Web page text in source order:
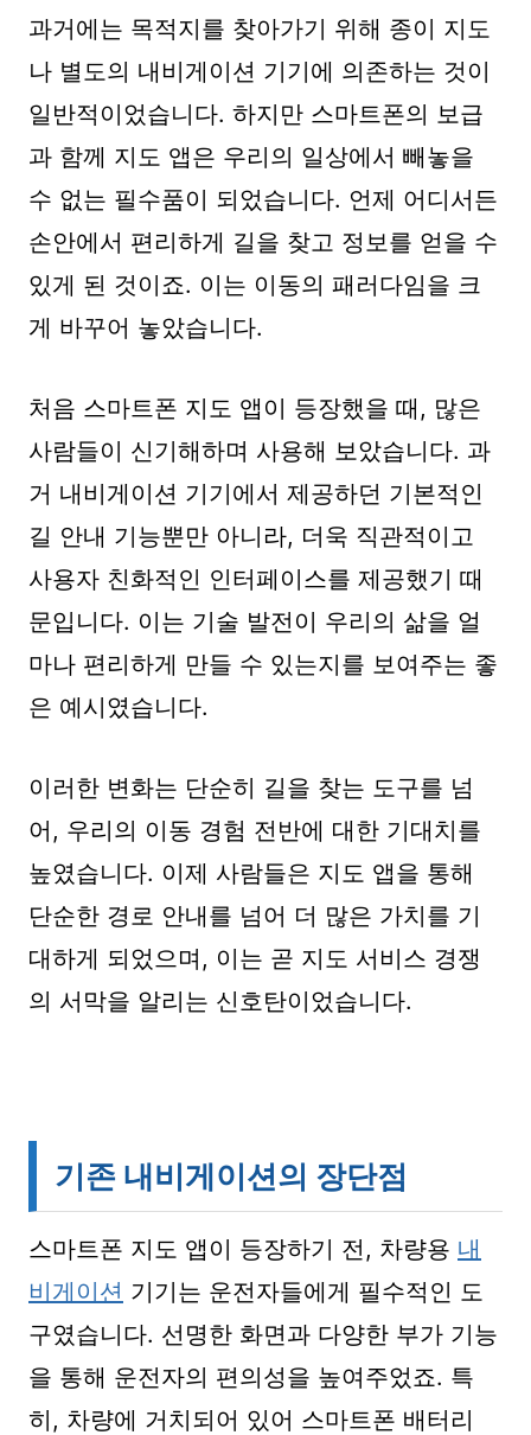
과거에는 목적지를 찾아가기 위해 종이 지도
나 별도의 내비게이션 기기에 의존하는 것이
일반적이었습니다. 하지만 스마트폰의 보급
과 함께 지도 앱은 우리의 일상에서 빼놓을
수 없는 필수품이 되었습니다. 언제 어디서든
손안에서 편리하게 길을 찾고 정보를 얻을 수
있게 된 것이죠. 이는 이동의 패러다임을 크
게 바꾸어 놓았습니다.
처음 스마트폰 지도 앱이 등장했을 때, 많은
사람들이 신기해하며 사용해 보았습니다. 과
거 내비게이션 기기에서 제공하던 기본적인
길 안내 기능뿐만 아니라, 더욱 직관적이고
사용자 친화적인 인터페이스를 제공했기 때
문입니다. 이는 기술 발전이 우리의 삶을 얼
마나 편리하게 만들 수 있는지를 보여주는 좋
은 예시였습니다.
이러한 변화는 단순히 길을 찾는 도구를 넘
어, 우리의 이동 경험 전반에 대한 기대치를
높였습니다. 이제 사람들은 지도 앱을 통해
단순한 경로 안내를 넘어 더 많은 가치를 기
대하게 되었으며, 이는 곧 지도 서비스 경쟁
의 서막을 알리는 신호탄이었습니다.
기존 내비게이션의 장단점
스마트폰 지도 앱이 등장하기 전, 차량용 내
비게이션 기기는 운전자들에게 필수적인 도
구였습니다. 선명한 화면과 다양한 부가 기능
을 통해 운전자의 편의성을 높여주었죠. 특
히, 차량에 거치되어 있어 스마트폰 배터리